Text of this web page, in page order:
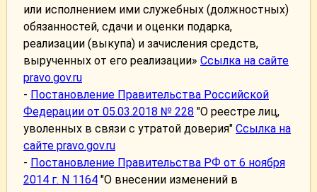
или исполнением ими служебных (должностных)
обязанностей, сдачи и оценки подарка,
реализации (выкупа) и зачисления средств,
вырученных от его реализации» Ссылка на сайте
pravo.gov.ru
- Постановление Правительства Российской
Федерации от 05.03.2018 № 228 "О реестре лиц,
уволенных в связи с утратой доверия" Ссылка на
сайте pravo.gov.ru
- Постановление Правительства РФ от 6 ноября
2014 г. N 1164 "О внесении изменений в